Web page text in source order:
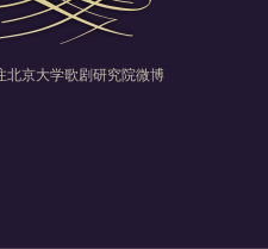
北京大学歌剧研究院微博